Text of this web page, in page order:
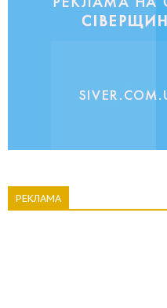
РЕКЛАМА